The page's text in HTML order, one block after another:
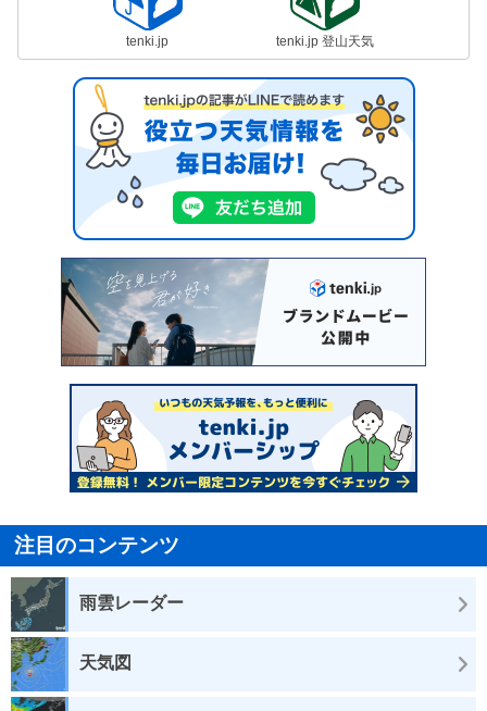
tenki.jp tenki.jp 登山天気
注目のコンテンツ
雨雲レーダー
天気図